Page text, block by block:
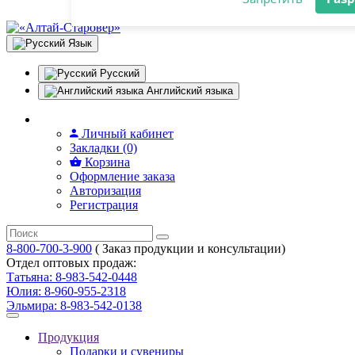
Язык
Русский
Английский языка
Личный кабинет
Закладки (0)
Корзина
Оформление заказа
Авторизация
Регистрация
8-800-700-3-900 ( Заказ продукции и консультации)
Отдел оптовых продаж:
Татьяна: 8-983-542-0448
Юлия: 8-960-955-2318
Эльмира: 8-983-542-0138
Продукция
Подарки и сувениры